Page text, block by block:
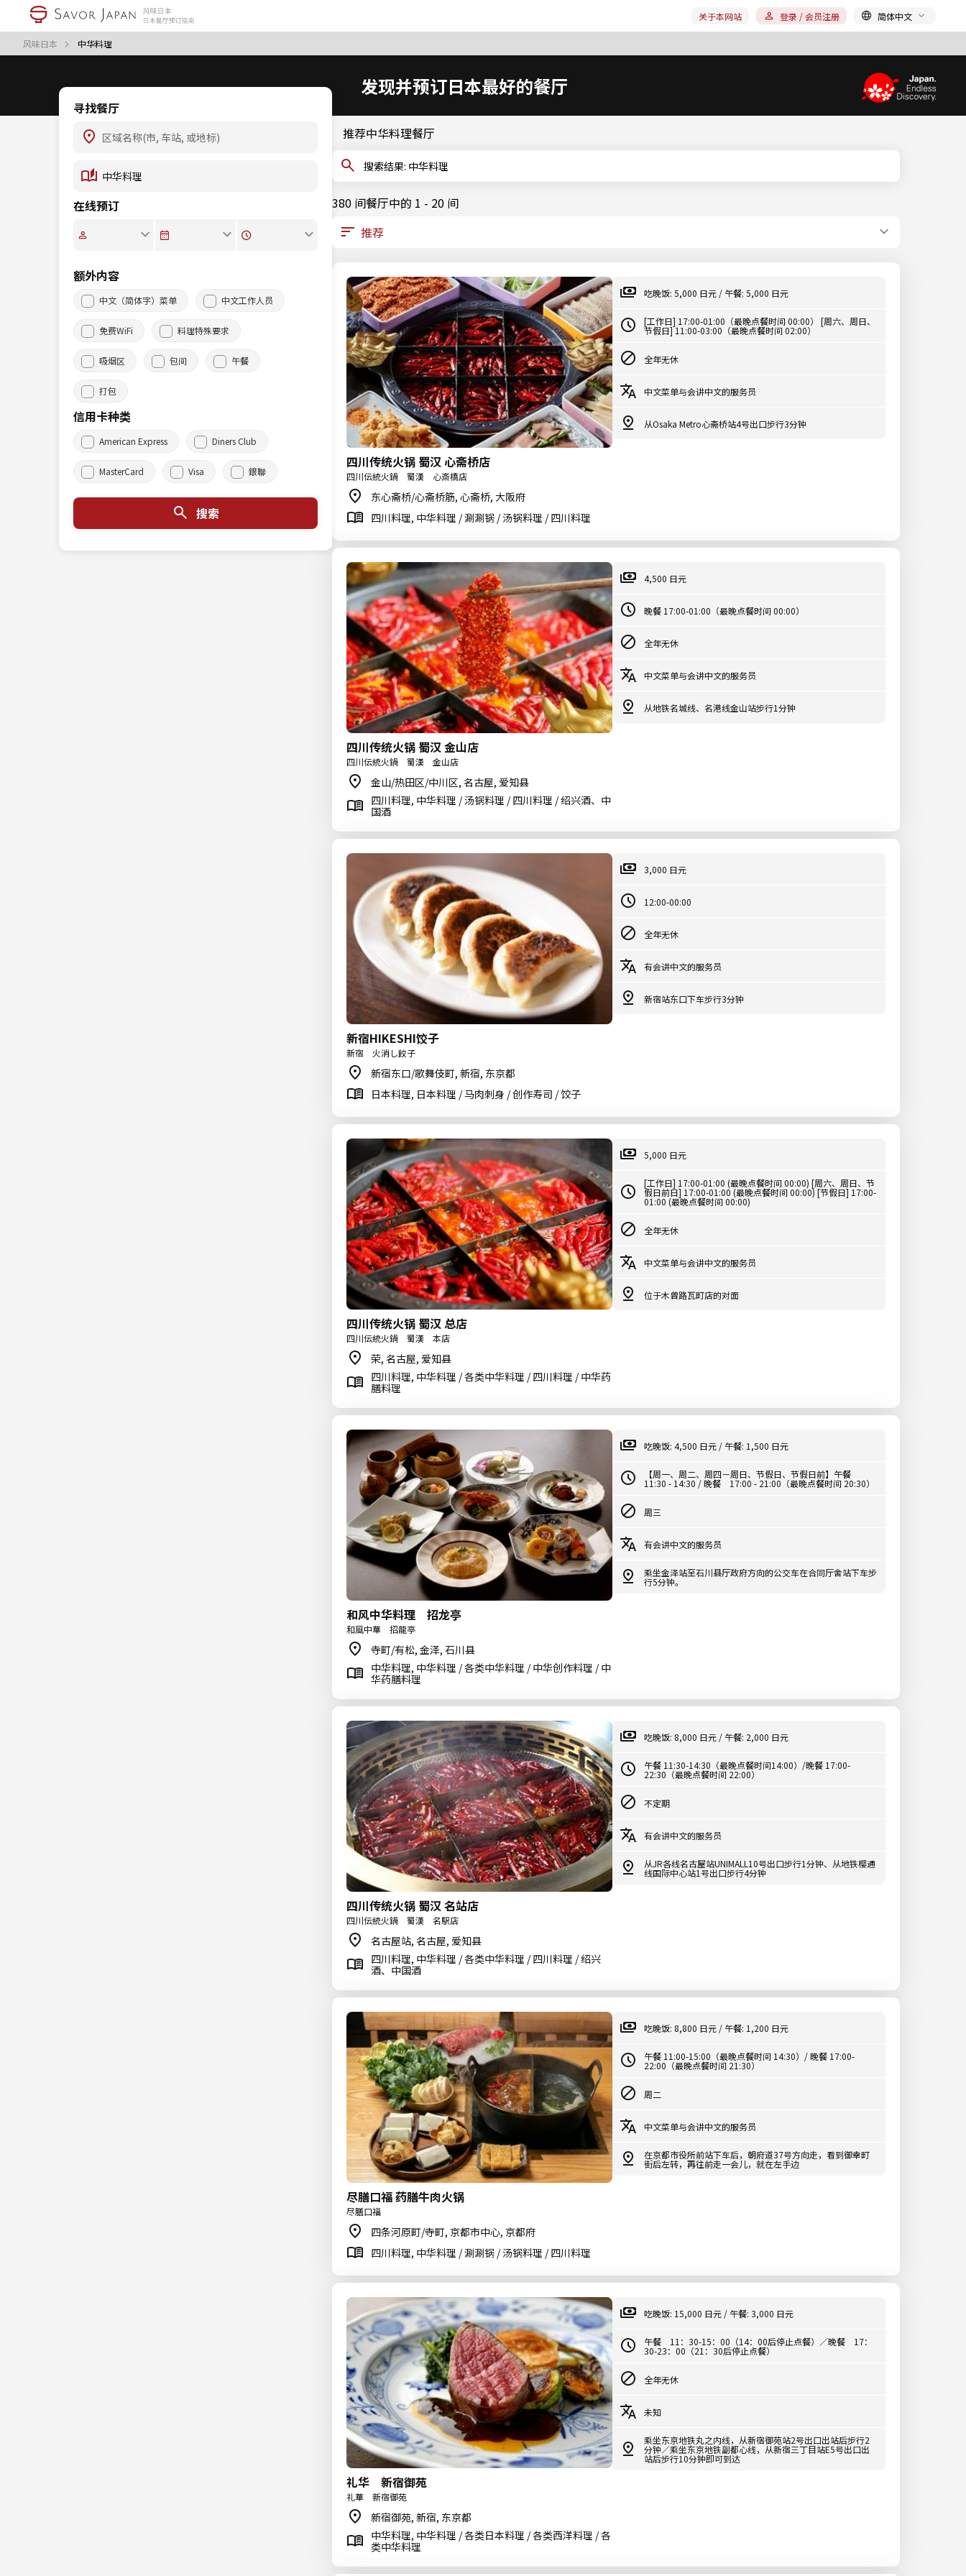
风味日本 中华料理
关于本网站 登录 / 会员注册 简体中文
发现并预订日本最好的餐厅
寻找餐厅
在线预订
额外内容
中文（简体字）菜单 中文工作人员
免费WiFi 料理特殊要求
吸烟区 包间 午餐
打包
信用卡种类
American Express Diners Club
MasterCard Visa 銀聯
搜索
推荐中华料理餐厅
搜索结果: 中华料理
380 间餐厅中的 1 - 20 间
四川传统火锅 蜀汉 心斋桥店
四川伝統火鍋 蜀漢 心斎橋店
东心斋桥/心斋桥筋, 心斋桥, 大阪府
四川料理, 中华料理 / 涮涮锅 / 汤锅料理 / 四川料理
吃晚饭: 5,000 日元 / 午餐: 5,000 日元
[工作日] 17:00-01:00（最晚点餐时间 00:00） [周六、周日、
节假日] 11:00-03:00（最晚点餐时间 02:00）
全年无休
中文菜单与会讲中文的服务员
从Osaka Metro心斋桥站4号出口步行3分钟
四川传统火锅 蜀汉 金山店
四川伝統火鍋 蜀漢 金山店
金山/热田区/中川区, 名古屋, 爱知县
四川料理, 中华料理 / 汤锅料理 / 四川料理 / 绍兴酒、中
国酒
4,500 日元
晚餐 17:00-01:00（最晚点餐时间 00:00）
全年无休
中文菜单与会讲中文的服务员
从地铁名城线、名港线金山站步行1分钟
新宿HIKESHI饺子
新宿 火消し餃子
新宿东口/歌舞伎町, 新宿, 东京都
日本料理, 日本料理 / 马肉刺身 / 创作寿司 / 饺子
3,000 日元
12:00-00:00
全年无休
有会讲中文的服务员
新宿站东口下车步行3分钟
四川传统火锅 蜀汉 总店
四川伝統火鍋 蜀漢 本店
荣, 名古屋, 爱知县
四川料理, 中华料理 / 各类中华料理 / 四川料理 / 中华药
膳料理
5,000 日元
[工作日] 17:00-01:00 (最晚点餐时间 00:00) [周六、周日、节
假日前日] 17:00-01:00 (最晚点餐时间 00:00) [节假日] 17:00-
01:00 (最晚点餐时间 00:00)
全年无休
中文菜单与会讲中文的服务员
位于木曾路瓦町店的对面
和风中华料理 招龙亭
和風中華 招龍亭
寺町/有松, 金泽, 石川县
中华料理, 中华料理 / 各类中华料理 / 中华创作料理 / 中
华药膳料理
吃晚饭: 4,500 日元 / 午餐: 1,500 日元
【周一、周二、周四－周日、节假日、节假日前】午餐
11:30 - 14:30 / 晚餐 17:00 - 21:00（最晚点餐时间 20:30）
周三
有会讲中文的服务员
乘坐金泽站至石川县厅政府方向的公交车在合同厅舍站下车步
行5分钟。
四川传统火锅 蜀汉 名站店
四川伝統火鍋 蜀漢 名駅店
名古屋站, 名古屋, 爱知县
四川料理, 中华料理 / 各类中华料理 / 四川料理 / 绍兴
酒、中国酒
吃晚饭: 8,000 日元 / 午餐: 2,000 日元
午餐 11:30-14:30（最晚点餐时间14:00）/晚餐 17:00-
22:30（最晚点餐时间 22:00）
不定期
有会讲中文的服务员
从JR各线名古屋站UNIMALL10号出口步行1分钟、从地铁樱通
线国际中心站1号出口步行4分钟
尽膳口福 药膳牛肉火锅
尽膳口福
四条河原町/寺町, 京都市中心, 京都府
四川料理, 中华料理 / 涮涮锅 / 汤锅料理 / 四川料理
吃晚饭: 8,800 日元 / 午餐: 1,200 日元
午餐 11:00-15:00（最晚点餐时间 14:30）/ 晚餐 17:00-
22:00（最晚点餐时间 21:30）
周二
中文菜单与会讲中文的服务员
在京都市役所前站下车后，朝府道37号方向走，看到御幸町
街后左转，再往前走一会儿，就在左手边
礼华 新宿御苑
礼華 新宿御苑
新宿御苑, 新宿, 东京都
中华料理, 中华料理 / 各类日本料理 / 各类西洋料理 / 各
类中华料理
吃晚饭: 15,000 日元 / 午餐: 3,000 日元
午餐 11：30-15：00（14：00后停止点餐）／晚餐 17：
30-23：00（21：30后停止点餐）
全年无休
未知
乘坐东京地铁丸之内线，从新宿御苑站2号出口出站后步行2
分钟／乘坐东京地铁副都心线，从新宿三丁目站E5号出口出
站后步行10分钟即可到达